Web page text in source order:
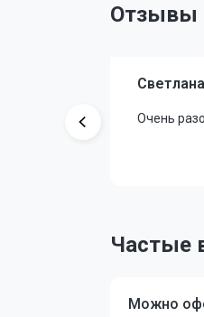
Отзывы
Очень
Частые
Можно